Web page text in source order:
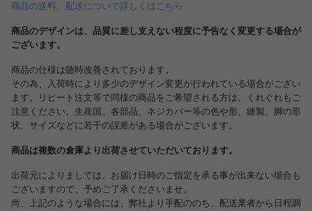
商品の送料、配送について詳しくはこちら
商品のデザインは、品質に差し支えない程度に予告なく変更する場合が
ございます。
商品の仕様は随時改善されております。
その為、入荷時により多少のデザイン変更が行われている場合がござい
ます。リピート注文等で同様の商品をご希望される方は、くれぐれもご
注意ください。生産国、各部品、ネジカバー等の色や形、縫製、脚の形
状、サイズなどに若干の誤差がある場合がございます。
商品は複数の倉庫より出荷させていただいております。
出荷元によりましては、お届け日時のご指定を承る事が出来ない場合も
ございますので、予めご了承くださいませ。
尚、上記のような場合には、弊社より手配ののち、配送業者から日程調